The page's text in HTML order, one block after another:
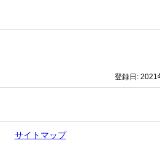
登録日: 2021
サイトマップ